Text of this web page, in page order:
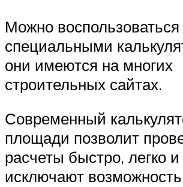
Можно воспользоваться
специальными
они имеются на многих
строительных сайтах.
Современный
площади позволит
расчеты быстро, легко
исключают